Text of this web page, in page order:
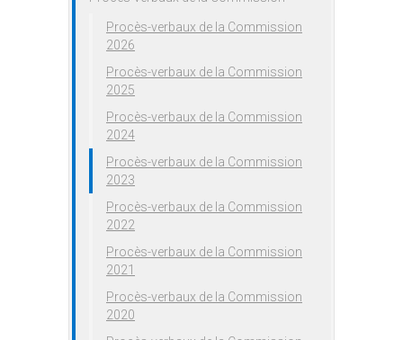
Procès-verbaux de la Commission
2026
Procès-verbaux de la Commission
2025
Procès-verbaux de la Commission
2024
Procès-verbaux de la Commission
2023
Procès-verbaux de la Commission
2022
Procès-verbaux de la Commission
2021
Procès-verbaux de la Commission
2020